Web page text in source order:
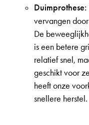
Duimprothese:
vervangen
De
is een betere
relatief snel,
geschikt voor
heeft onze
snellere herstel.